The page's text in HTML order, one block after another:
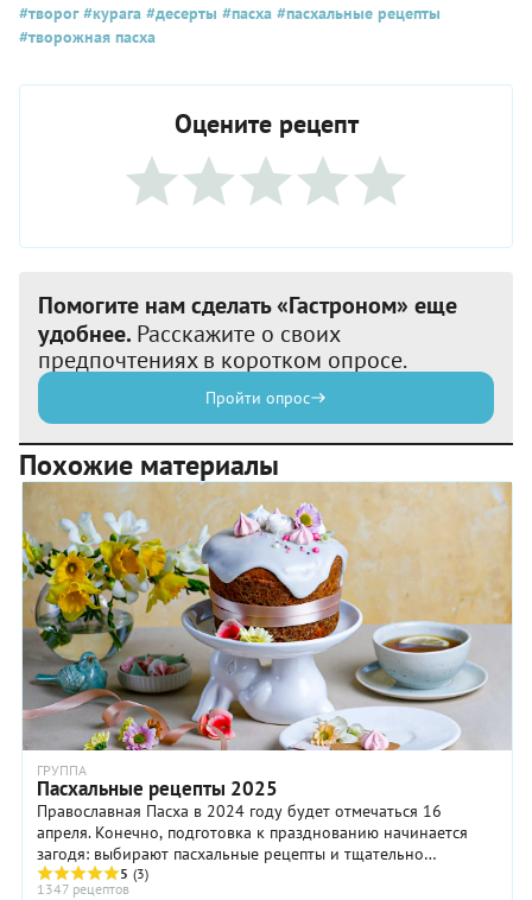
#творог#курага #десерты #пасха #пасхальные рецепты
#творожная пасха
Оцените рецепт
Помогите нам сделать «Гастроном» еще
удобнее. Расскажите о своих
предпочтениях в коротком опросе.
Пройти опрос
Похожие материалы
ГРУППА
Пасхальные рецепты 2025
Православная Пасха в 2024 году будет отмечаться 16
апреля. Конечно, подготовка к празднованию начинается
загодя: выбирают пасхальные рецепты и тщательно
продумывают меню пасхального обеда или ужина, ...
5 (3)
1347 рецептов